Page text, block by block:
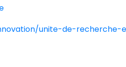
unite-de-recherche-